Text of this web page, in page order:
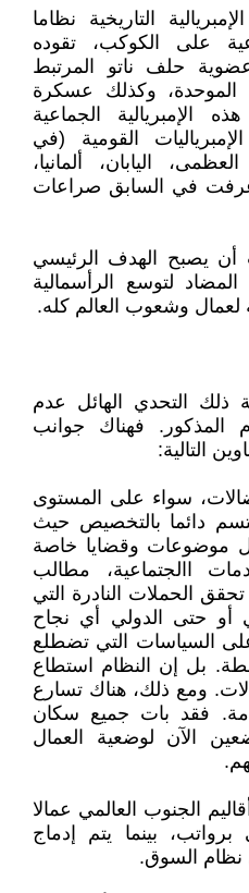
التاريخية نظاما
على الكوكب، تقوده
عضوية حلف ناتو المرتبط
الموحدة، وكذلك عسكرة
الإمبريالية الجماعية
القومية (في
اليابان، ألمانيا،
عرفت في السابق صراعات
يصبح الهدف الرئيسي
لتوسع الرأسمالية
لعمال وشعوب العالم كله.
التحدي الهائل عدم
المذكور. فهناك جوانب
التالية:
سواء على المستوى
دائما بالتخصيص حيث
موضوعات وقضايا خاصة
االجتماعية، مطالب
الحملات النادرة التي
حتى الدولي أي نجاح
السياسات التي تضطلع
بل إن النظام استطاع
ومع ذلك، هناك تسارع
فقد بات جميع سكان
الآن لوضعية العمال
الجنوب العالمي عمالا
بينما يتم إدماج
نظام السوق.